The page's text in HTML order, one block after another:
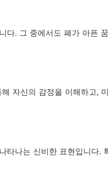
다. 그 중에서도 폐가 아픈
자신의 감정을 이해하고,
타나는 신비한 표현입니다.